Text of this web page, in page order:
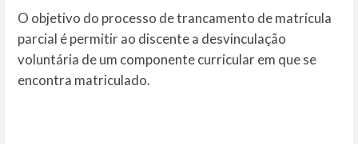
O objetivo do processo de trancamento de matrícula
parcial é permitir ao discente a desvinculação
voluntária de um componente curricular em que se
encontra matriculado.